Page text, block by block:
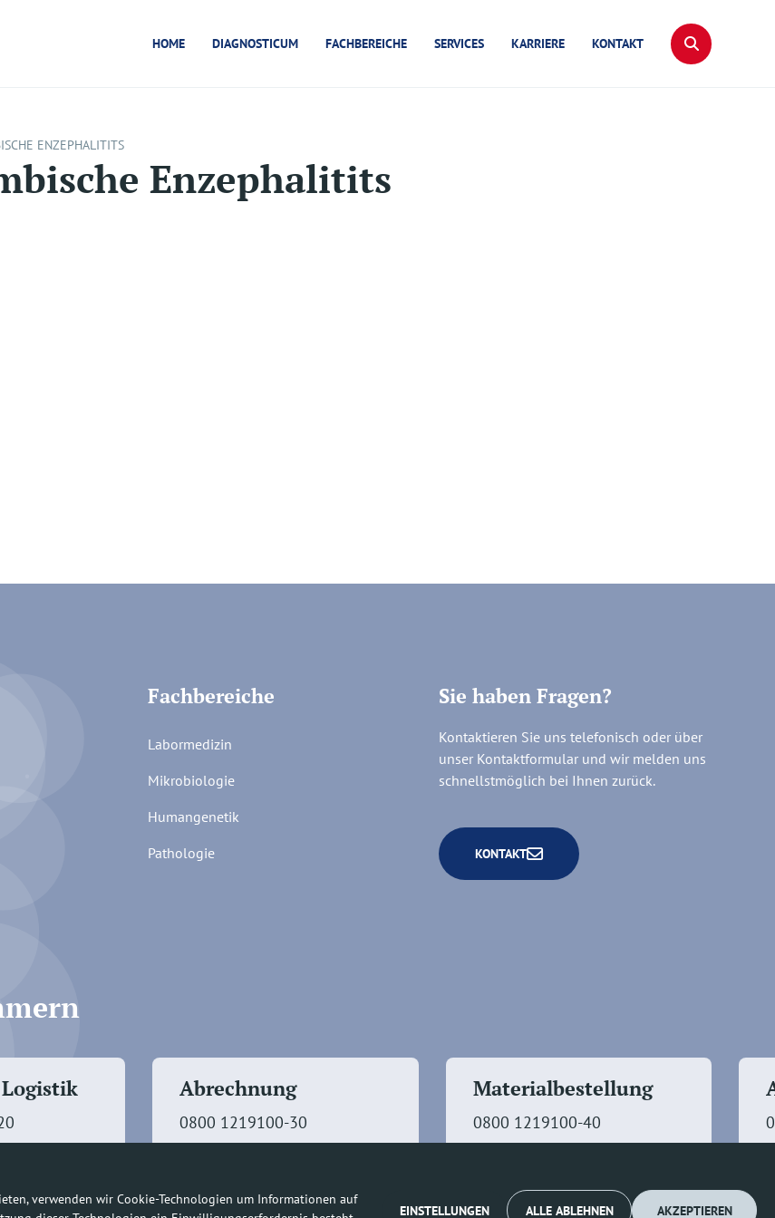
verwenden wir Cookie-Technologien um Informationen auf
AKZEPTIEREN
ALLE ABLEHNEN
EINSTELLUNGEN
HOME DIAGNOSTICUM FACHBEREICHE SERVICES KARRIERE KONTAKT
ENZEPHALITITS
Enzephalitits
Fachbereiche
Labormedizin
Mikrobiologie
Humangenetik
Pathologie
Sie haben Fragen?
Kontaktieren Sie uns telefonisch oder über
unser Kontaktformular und wir melden uns
schnellstmöglich bei Ihnen zurück.
KONTAKT
Abrechnung
0800 1219100-30
Materialbestellung
0800 1219100-40